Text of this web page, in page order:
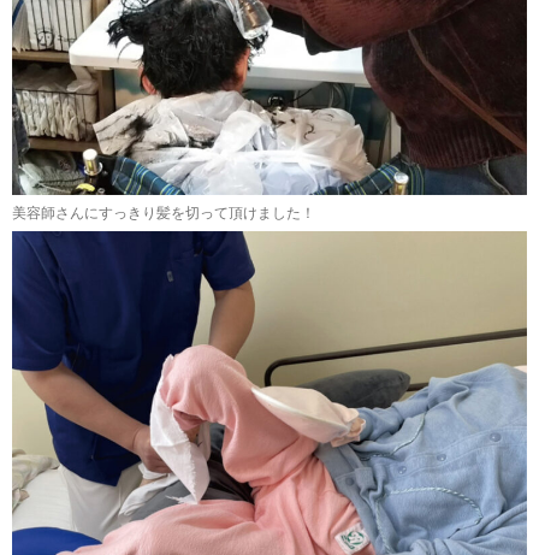
美容師さんにすっきり髪を切って頂けました！